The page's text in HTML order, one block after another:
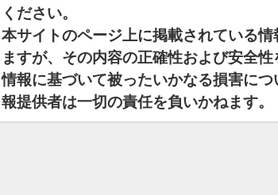
ください。
本サイトのページ上に掲載されている
ますが、その内容の正確性および安全
情報に基づいて被ったいかなる損害に
報提供者は一切の責任を負いかねます。